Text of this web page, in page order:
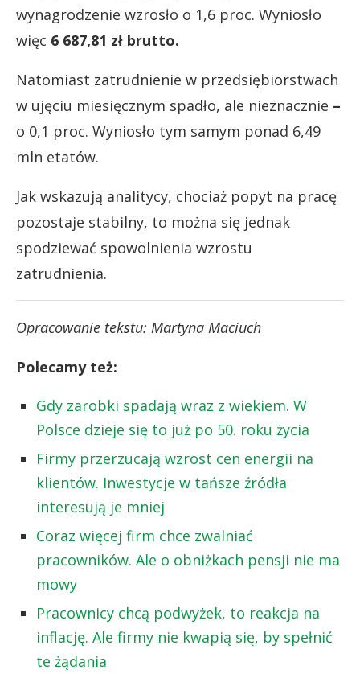
wynagrodzenie wzrosło o 1,6 proc. Wyniosło
więc 6 687,81 zł brutto.
Natomiast zatrudnienie w przedsiębiorstwach
w ujęciu miesięcznym spadło, ale nieznacznie –
o 0,1 proc. Wyniosło tym samym ponad 6,49
mln etatów.
Jak wskazują analitycy, chociaż popyt na pracę
pozostaje stabilny, to można się jednak
spodziewać spowolnienia wzrostu
zatrudnienia.
Opracowanie tekstu: Martyna Maciuch
Polecamy też:
Gdy zarobki spadają wraz z wiekiem. W
Polsce dzieje się to już po 50. roku życia
Firmy przerzucają wzrost cen energii na
klientów. Inwestycje w tańsze źródła
interesują je mniej
Coraz więcej firm chce zwalniać
pracowników. Ale o obniżkach pensji nie ma
mowy
Pracownicy chcą podwyżek, to reakcja na
inflację. Ale firmy nie kwapią się, by spełnić
te żądania